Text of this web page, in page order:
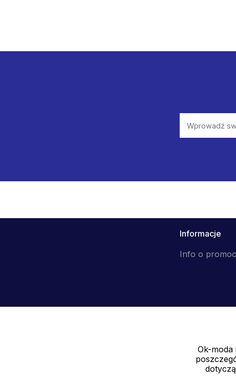
Informacje
Info o
Ok-